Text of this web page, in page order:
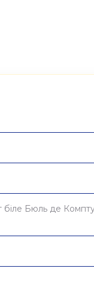
Бюль де